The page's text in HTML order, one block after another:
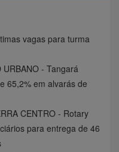
vagas para turma
- Tangará
65,2% em alvarás de
CENTRO - Rotary
para entrega de 46